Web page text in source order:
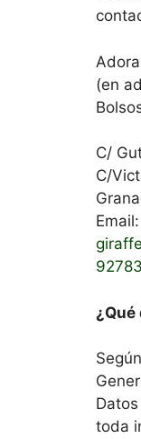
(en
C/
C/
Email:
toda